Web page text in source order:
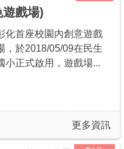
遊戲場)
化首座校園內創意遊戲
，於2018/05/09在民生
小正式啟用，遊戲場...
更多資訊